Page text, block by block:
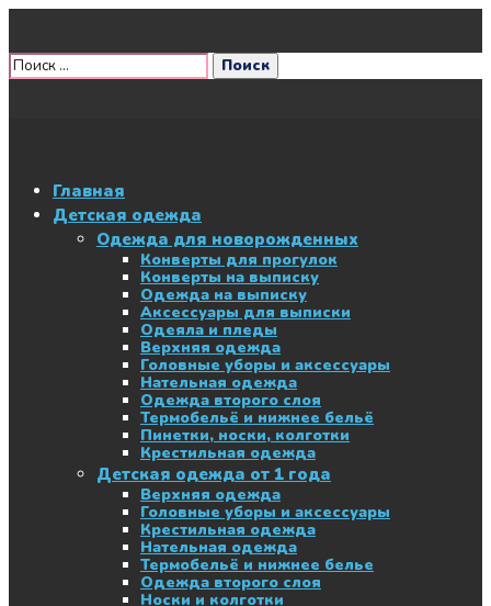
Главная
Детская одежда
Одежда для новорожденных
Конверты для прогулок
Конверты на выписку
Одежда на выписку
Аксессуары для выписки
Одеяла и пледы
Верхняя одежда
Головные уборы и аксессуары
Нательная одежда
Одежда второго слоя
Термобельё и нижнее бельё
Пинетки, носки, колготки
Крестильная одежда
Детская одежда от 1 года
Верхняя одежда
Головные уборы и аксессуары
Крестильная одежда
Нательная одежда
Термобельё и нижнее белье
Одежда второго слоя
Носки и колготки